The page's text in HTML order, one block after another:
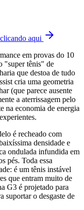
aqui
em provas do 10
"super tênis" de
que destoa de tudo
cria uma geometria
(que parece ausente
a aterrissagem pelo
na economia de energia
é recheado com
densidade e
ondulada infundida em
pés. Toda essa
é um tênis instável
que entram muito de
G3 é projetado para
suportar o desgaste de